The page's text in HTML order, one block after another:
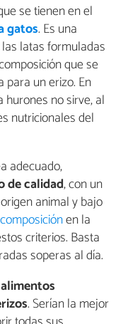
se tienen en el
gatos. Es una
latas formuladas
que se
un erizo. En
no sirve, al
nutricionales del
adecuado,
de calidad, con un
animal y bajo
en la
criterios. Basta
soperas al día.
alimentos
. Serían la mejor